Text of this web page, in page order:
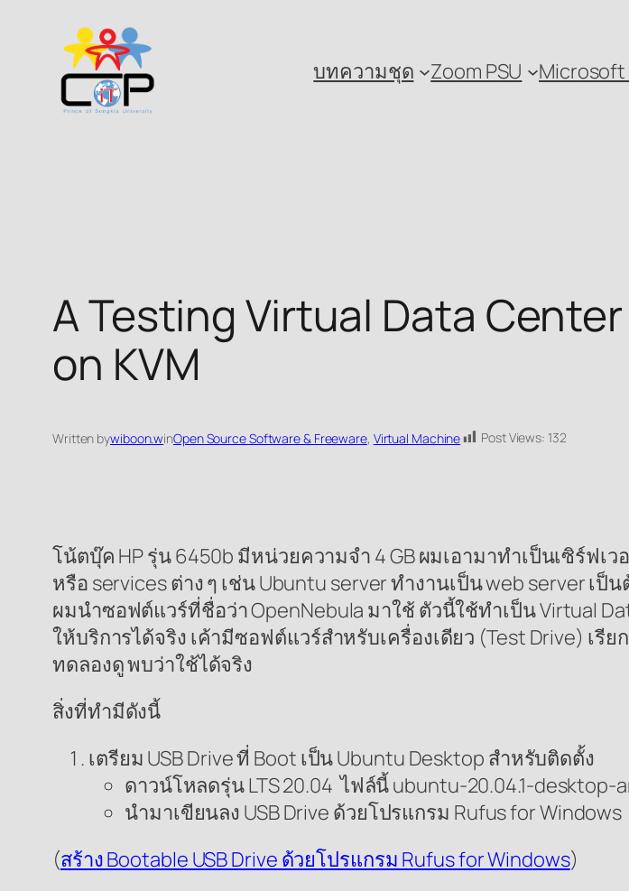
content
บทความชุด Zoom PSU Microsoft
A Testing Virtual Data
on KVM
Written bywiboon.winOpen Source Software & Freeware, Virtual Machine Post Views: 132
โน้ตบุ๊ค HP รุ่น 6450b มีหน่วยความจำ 4 GB ผมเอามาทำเป็นเซิร์ฟ
หรือ services ต่าง ๆ เช่น Ubuntu server ทำงานเป็น web server เ
ผมนำซอฟต์แวร์ที่ชื่อว่า OpenNebula มาใช้ ตัวนี้ใช้ทำเป็น Virtual
ให้บริการได้จริง เค้ามีซอฟต์แวร์สำหรับเครื่องเดียว (Test Drive) เรี
ทดลองดู พบว่าใช้ได้จริง
สิ่งที่ทำมีดังนี้
เตรียม USB Drive ที่ Boot เป็น Ubuntu Desktop สำหรับติดตั้ง
ดาวน์โหลดรุ่น LTS 20.04 ไฟล์นี้ ubuntu-20.04.1-desktop-
นำมาเขียนลง USB Drive ด้วยโปรแกรม Rufus for Windows
(สร้าง Bootable USB Drive ด้วยโปรแกรม Rufus for Windows)